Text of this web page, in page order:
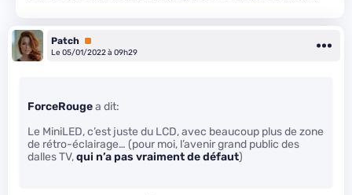
Patch Premium
Le 05/01/2022 à 09h29
ForceRougea dit:
Le MiniLED, c’est juste du LCD, avec beaucoup plus de zone
de rétro-éclairage… (pour moi, l’avenir grand public des
dalles TV,qui n’a pas vraiment de défaut)